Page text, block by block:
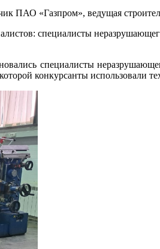
ПАО «Газпром», ведущая
специалисты
специалисты
конкурсанты использовали